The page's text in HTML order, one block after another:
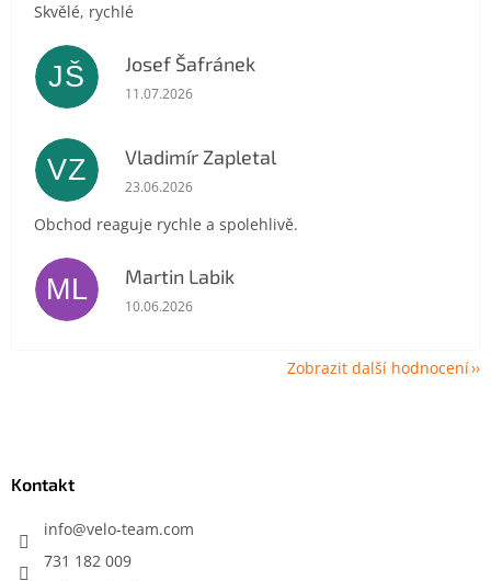
Skvělé, rychlé
JŠ Josef Šafránek
Hodnocení obchodu je 5 z 5 hvězdiček.
11.07.2026
VZ Vladimír Zapletal
Hodnocení obchodu je 5 z 5 hvězdiček.
23.06.2026
Obchod reaguje rychle a spolehlivě.
ML Martin Labik
Hodnocení obchodu je 5 z 5 hvězdiček.
10.06.2026
Zobrazit další hodnocení
Kontakt
info@velo-team.com
731 182 009